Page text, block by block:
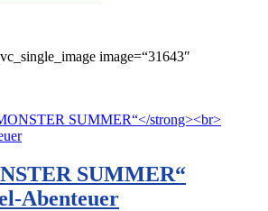
image=“31643″
SUMMER“
Abenteuer